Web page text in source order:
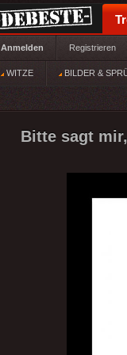
Anmelden Registrieren
WITZE BILDER &
Bitte sagt